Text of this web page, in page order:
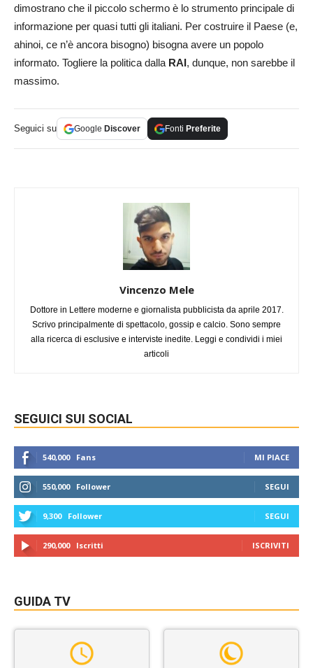
dimostrano che il piccolo schermo è lo strumento principale di
informazione per quasi tutti gli italiani. Per costruire il Paese (e,
ahinoi, ce n’è ancora bisogno) bisogna avere un popolo
informato. Togliere la politica dalla RAI, dunque, non sarebbe il
massimo.
Seguici su Google Discover Fonti Preferite
Vincenzo Mele
Dottore in Lettere moderne e giornalista pubblicista da aprile 2017.
Scrivo principalmente di spettacolo, gossip e calcio. Sono sempre
alla ricerca di esclusive e interviste inedite. Leggi e condividi i miei
articoli
SEGUICI SUI SOCIAL
540,000 Fans MI PIACE
550,000 Follower SEGUI
9,300 Follower SEGUI
290,000 Iscritti ISCRIVITI
GUIDA TV